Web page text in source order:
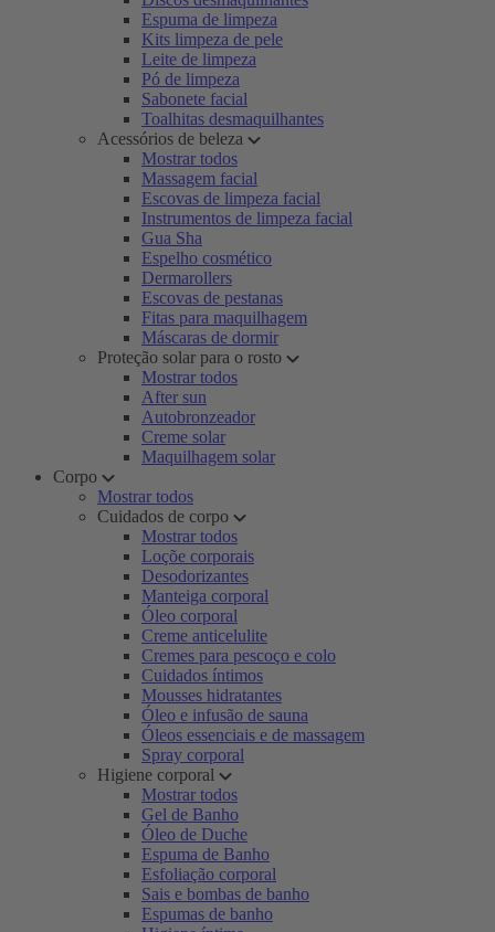
Espuma de limpeza
Kits limpeza de pele
Leite de limpeza
Pó de limpeza
Sabonete facial
Toalhitas desmaquilhantes
Acessórios de beleza
Mostrar todos
Massagem facial
Escovas de limpeza facial
Instrumentos de limpeza facial
Gua Sha
Espelho cosmético
Dermarollers
Escovas de pestanas
Fitas para maquilhagem
Máscaras de dormir
Proteção solar para o rosto
Mostrar todos
After sun
Autobronzeador
Creme solar
Maquilhagem solar
Corpo
Mostrar todos
Cuidados de corpo
Mostrar todos
Loçõe corporais
Desodorizantes
Manteiga corporal
Óleo corporal
Creme anticelulite
Cremes para pescoço e colo
Cuidados íntimos
Mousses hidratantes
Óleo e infusão de sauna
Óleos essenciais e de massagem
Spray corporal
Higiene corporal
Mostrar todos
Gel de Banho
Óleo de Duche
Espuma de Banho
Esfoliação corporal
Sais e bombas de banho
Espumas de banho